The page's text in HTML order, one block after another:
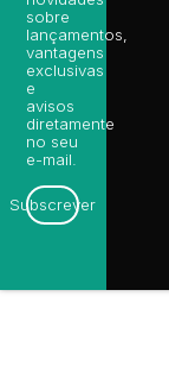
sobre
lançamentos,
vantagens
exclusivas
e
avisos
diretamente
no seu
e-mail.
Subscrever